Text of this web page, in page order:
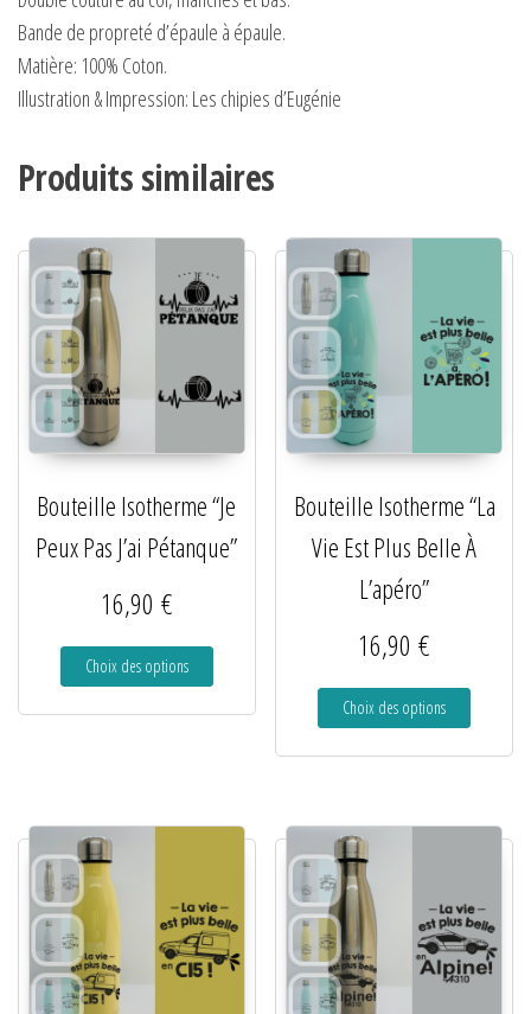
Bande de propreté d’épaule à épaule.
Matière: 100% Coton.
Illustration & Impression: Les chipies d’Eugénie
Produits similaires
Bouteille Isotherme “Je
Peux Pas J’ai Pétanque”
16,90 €
Choix des options
Bouteille Isotherme “La
Vie Est Plus Belle À
L’apéro”
16,90€
Choix des options